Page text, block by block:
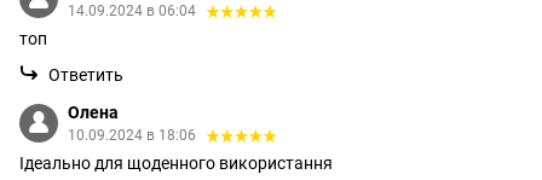
14.09.2024 в 06:04
топ
Ответить
Олена
10.09.2024 в 18:06
Ідеально для щоденного використання